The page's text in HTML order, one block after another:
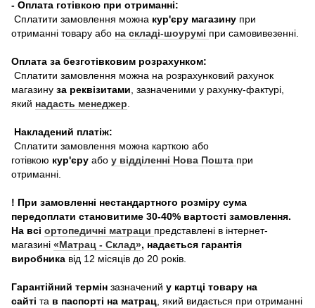
- Оплата готівкою при отриманні:
Сплатити замовлення можна кур'єру магазину при
отриманні товару або на складі-шоурумі при самовивезенні.
Оплата за безготівковим розрахунком:
Сплатити замовлення можна на розрахунковий рахунок
магазину за реквізитами , зазначеними у рахунку-фактурі,
який надасть менеджер
Накладений платіж:
Сплатити замовлення можна карткою або
готівкою кур'єру або у відділенні Нова Пошта при
отриманні.
! При замовленні нестандартного розміру сума
передоплати становитиме 30-40% вартості замовлення.
На всі ортопедичні матраци представлені в інтернет-
магазині «Матрац - Склад», надається гарантія
виробника від 12 місяців до 20 років.
Гарантійний термін зазначений у картці товару на
сайті та в паспорті на матрац , який видається при отриманні